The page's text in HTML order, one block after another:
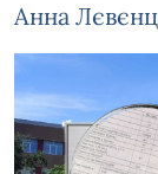
Анна
Зображення